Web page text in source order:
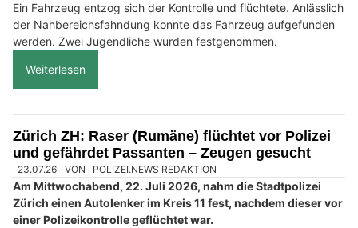
Ein Fahrzeug entzog sich der Kontrolle und flüchtete. Anlässlich
der Nahbereichsfahndung konnte das Fahrzeug aufgefunden
werden. Zwei Jugendliche wurden festgenommen.
Weiterlesen
Zürich ZH: Raser (Rumäne) flüchtet vor Polizei
und gefährdet Passanten – Zeugen gesucht
23.07.26 VON POLIZEI.NEWS REDAKTION
Am Mittwochabend, 22. Juli 2026, nahm die Stadtpolizei
Zürich einen Autolenker im Kreis 11 fest, nachdem dieser vor
einer Polizeikontrolle geflüchtet war.